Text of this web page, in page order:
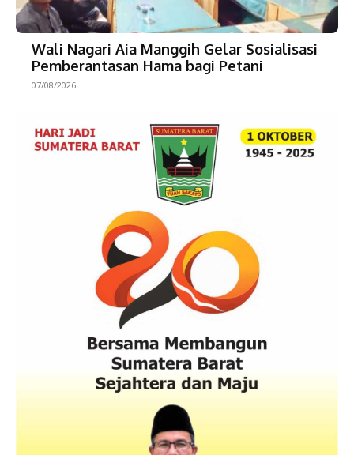
Wali Nagari Aia Manggih Gelar Sosialisasi
Pemberantasan Hama bagi Petani
07/08/2026